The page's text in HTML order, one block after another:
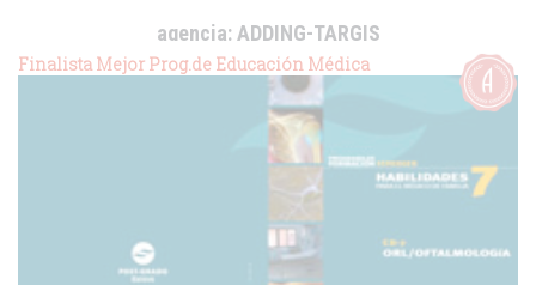
agencia:ADDING-TARGIS
cliente:Novartis
Finalista Mejor Prog.de Educación Médica